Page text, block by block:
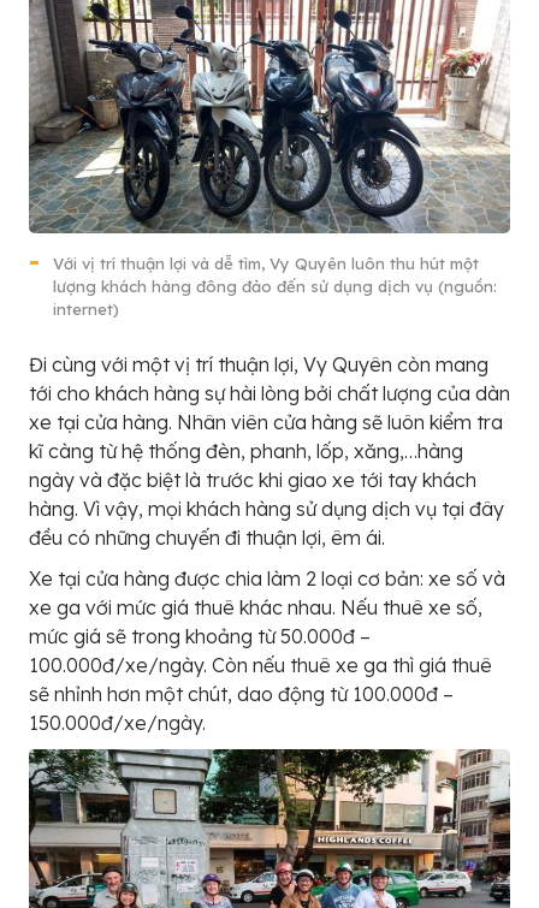
Với vị trí thuận lợi và dễ tìm, Vy Quyên luôn thu hút một
lượng khách hàng đông đảo đến sử dụng dịch vụ (nguồn:
internet)
Đi cùng với một vị trí thuận lợi, Vy Quyên còn mang
tới cho khách hàng sự hài lòng bởi chất lượng của dàn
xe tại cửa hàng. Nhân viên cửa hàng sẽ luôn kiểm tra
kĩ càng từ hệ thống đèn, phanh, lốp, xăng,…hàng
ngày và đặc biệt là trước khi giao xe tới tay khách
hàng. Vì vậy, mọi khách hàng sử dụng dịch vụ tại đây
đều có những chuyến đi thuận lợi, êm ái.
Xe tại cửa hàng được chia làm 2 loại cơ bản: xe số và
xe ga với mức giá thuê khác nhau. Nếu thuê xe số,
mức giá sẽ trong khoảng từ 50.000đ –
100.000đ/xe/ngày. Còn nếu thuê xe ga thì giá thuê
sẽ nhỉnh hơn một chút, dao động từ 100.000đ –
150.000đ/xe/ngày.